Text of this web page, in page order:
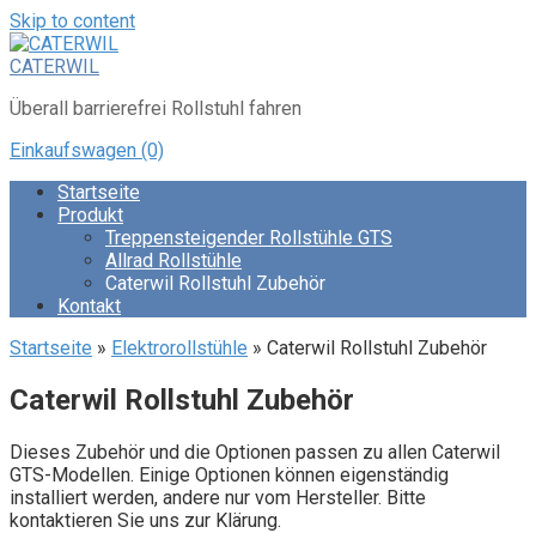
Skip to content
CATERWIL
Überall barrierefrei Rollstuhl fahren
Einkaufswagen (0)
Startseite
Produkt
Treppensteigender Rollstühle GTS
Allrad Rollstühle
Caterwil Rollstuhl Zubehör
Kontakt
Startseite » Elektrorollstühle » Caterwil Rollstuhl Zubehör
Caterwil Rollstuhl Zubehör
Dieses Zubehör und die Optionen passen zu allen Caterwil
GTS-Modellen. Einige Optionen können eigenständig
installiert werden, andere nur vom Hersteller. Bitte
kontaktieren Sie uns zur Klärung.